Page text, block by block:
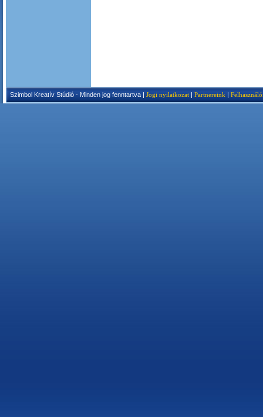
Szimbol Kreatív Stúdió - Minden jog fenntartva | Jogi nyilatkozat | Partnereink |